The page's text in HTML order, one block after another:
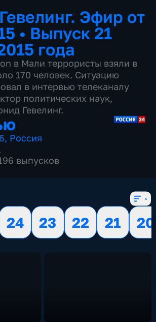
Эфир от
• Выпуск 21
года
в Мали террористы взяли в
170 человек. Ситуацию
в интервью телеканалу
политических наук,
Гевелинг.
, Россия
выпусков
24 23 22 21
20